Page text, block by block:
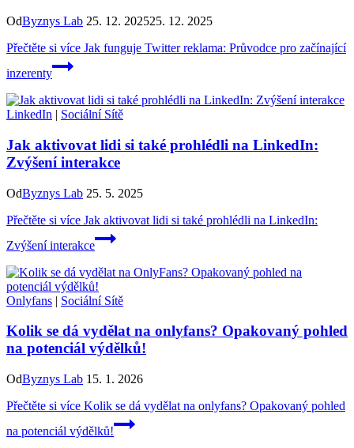
OdByznys Lab 25. 12. 202525. 12. 2025
Přečtěte si více Jak funguje Twitter reklama: Průvodce pro začínající
inzerenty
LinkedIn | Sociální Sítě
Jak aktivovat lidi si také prohlédli na LinkedIn:
Zvýšení interakce
OdByznys Lab 25. 5. 2025
Přečtěte si více Jak aktivovat lidi si také prohlédli na LinkedIn:
Zvýšení interakce
Onlyfans | Sociální Sítě
Kolik se dá vydělat na onlyfans? Opakovaný pohled
na potenciál výdělků!
OdByznys Lab 15. 1. 2026
Přečtěte si více Kolik se dá vydělat na onlyfans? Opakovaný pohled
na potenciál výdělků!